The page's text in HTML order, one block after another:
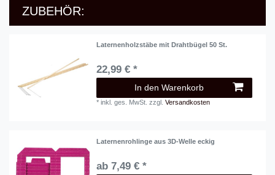
ZUBEHÖR:
Laternenholzstäbe mit Drahtbügel 50 St.
22,99 € *
In den Warenkorb
*inkl. ges. MwSt. zzgl.Versandkosten
Laternenrohlinge aus 3D-Welle eckig
ab 7,49 € *